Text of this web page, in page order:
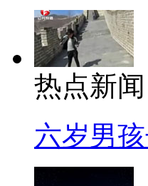
热点新闻
六岁男